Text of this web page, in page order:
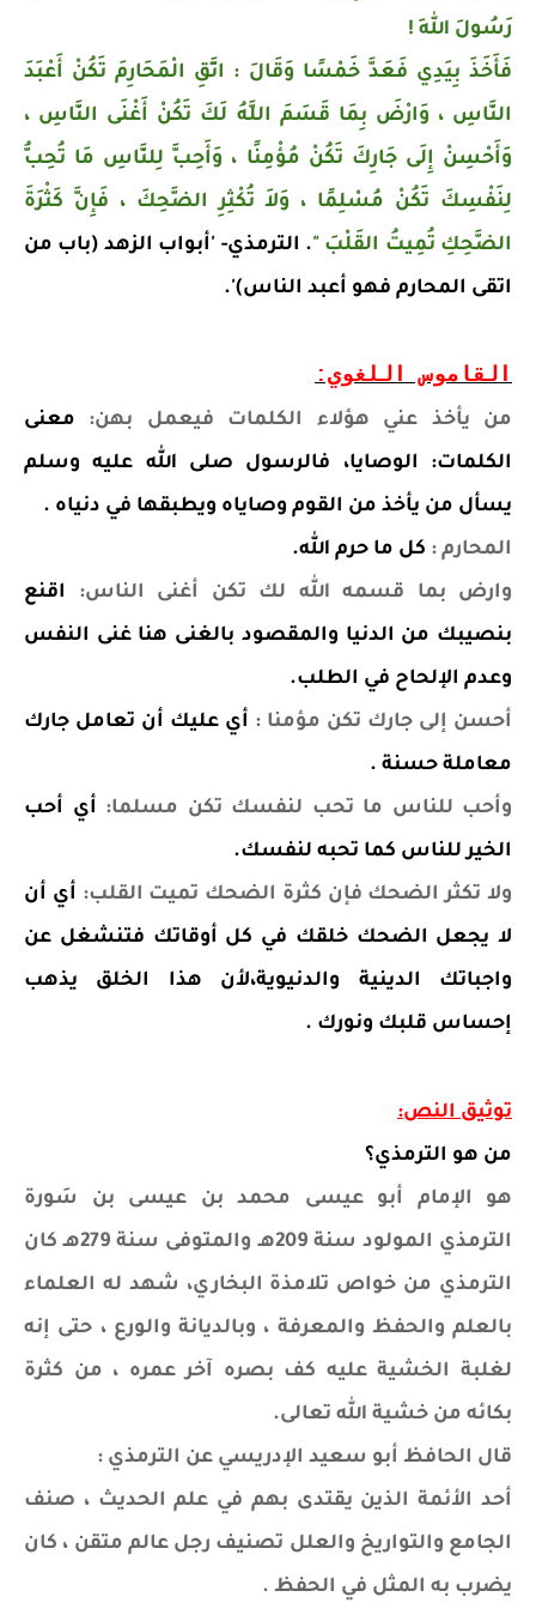
رَسُولَ اللهِ !
فَأَخَذَ بِيَدِي فَعَدَّ خَمْسًا وَقَالَ : اتَّقِ الْمَحَارِمَ تَكُنْ أَعْبَدَ
النَّاسِ ، وَارْضَ بِمَا قَسَمَ اللَّهُ لَكَ تَكُنْ أَغْنَى النَّاسِ ،
وَأَحْسِنْ إِلَى جَارِكَ تَكُنْ مُؤْمِنًا ، وَأَحِبَّ لِلنَّاسِ مَا تُحِبُّ
لِنَفْسِكَ تَكُنْ مُسْلِمًا ، وَلاَ تُكْثِرِ الضَّحِكَ ، فَإِنَّ كَثْرَةَ
الضَّحِكِ تُمِيتُ القَلْبَ ". الترمذي- 'أبواب الزهد (باب من
اتقى المحارم فهو أعبد الناس)'.
القاموس اللغوي:
من يأخذ عني هؤلاء الكلمات فيعمل بهن: معنى
الكلمات: الوصايا، فالرسول صلى الله عليه وسلم
يسأل من يأخذ من القوم وصاياه ويطبقها في دنياه .
المحارم : كل ما حرم الله.
وارض بما قسمه الله لك تكن أغنى الناس: اقنع
بنصيبك من الدنيا والمقصود بالغنى هنا غنى النفس
وعدم الإلحاح في الطلب.
أحسن إلى جارك تكن مؤمنا : أي عليك أن تعامل جارك
معاملة حسنة .
وأحب للناس ما تحب لنفسك تكن مسلما: أي أحب
الخير للناس كما تحبه لنفسك.
ولا تكثر الضحك فإن كثرة الضحك تميت القلب: أي أن
لا يجعل الضحك خلقك في كل أوقاتك فتنشغل عن
واجباتك الدينية والدنيوية،لأن هذا الخلق يذهب
إحساس قلبك ونورك .
توثيق النص:
من هو الترمذي؟
هو الإمام أبو عيسى محمد بن عيسى بن سَورة
الترمذي المولود سنة 209هـ والمتوفى سنة 279هـ كان
الترمذي من خواص تلامذة البخاري، شهد له العلماء
بالعلم والحفظ والمعرفة ، وبالديانة والورع ، حتى إنه
لغلبة الخشية عليه كف بصره آخر عمره ، من كثرة
بكائه من خشية الله تعالى.
قال الحافظ أبو سعيد الإدريسي عن الترمذي :
أحد الأئمة الذين يقتدى بهم في علم الحديث ، صنف
الجامع والتواريخ والعلل تصنيف رجل عالم متقن ، كان
يضرب به المثل في الحفظ .